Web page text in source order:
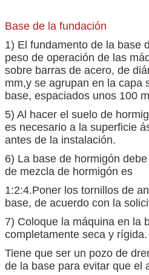
Base de la fundación
1) El fundamento de la base
peso de operación de las
sobre barras de acero, de
mm,y se agrupan en la capa
base, espaciados unos 100
5) Al hacer el suelo de
es necesario a la superficie
antes de la instalación.
6) La base de hormigón
de mezcla de hormigón es
1:2:4.Poner los tornillos de
base, de acuerdo con la
7) Coloque la máquina en la
completamente seca y rígida.
Tiene que ser un pozo de
de la base para evitar que el